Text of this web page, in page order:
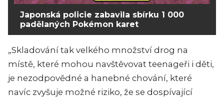
Japonská policie zabavila sbírku 1 000
padělaných Pokémon karet
„Skladování tak velkého množství drog na
místě, které mohou navštěvovat teenageři i děti,
je nezodpovědné a hanebné chování, které
navíc zvyšuje možné riziko, že se dospívající